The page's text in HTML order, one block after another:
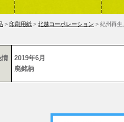
> 印刷用紙 > 北越コーポレーション > 紀州再生
情
2019年6月
廃銘柄